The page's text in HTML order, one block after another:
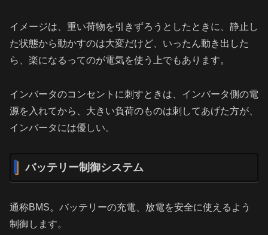
イメージは、重い荷物を引きずろうとしたときに、静止し
た状態から動かすのは大変だけど、いったん動き出した
ら、楽になるってのが電気を使う上でもあります。
インバータのコンセントに刺すときは、インバータ側の電
源を入れてから、大きい負荷のものは刺してあげた方が、
インバータには優しい。
バッテリー制御システム
通称BMS。バッテリーの充電、放電を安全に使えるよう
制御します。